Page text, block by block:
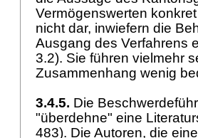
Vermögenswerten
nicht dar, inwiefern die
Ausgang des Verfahrens
3.2). Sie führen vielmehr
Zusammenhang wenig
3.4.5. Die
"überdehne" eine
483). Die Autoren, die